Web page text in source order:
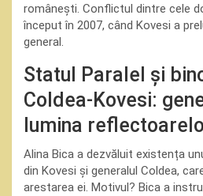
românești. Conflictul dintre cele
început în 2007, când Kovesi a
general.
Statul Paralel și
Coldea-Kovesi:
lumina
Alina Bica a dezvăluit existența
din Kovesi și generalul Coldea,
arestarea ei. Motivul? Bica a